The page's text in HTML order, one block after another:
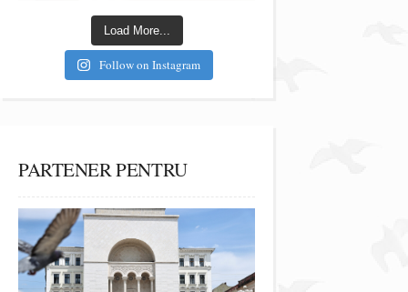
Load More...
Follow on Instagram
PARTENER PENTRU